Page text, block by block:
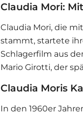
Claudia Mori:
Claudia Mori, die
stammt, startete
Schlagerfilm aus
Mario Girotti, der
Claudia Moris
In den 1960er